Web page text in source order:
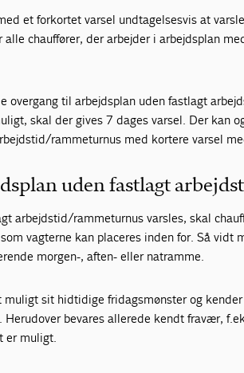
et forkortet varsel undtagelsesvis at
chauffører, der arbejder i arbejdsplan
overgang til arbejdsplan uden fastlagt
skal der gives 7 dages varsel. Der kan
rammeturnus med kortere varsel
uden fastlagt
arbejdstid/rammeturnus varsles, skal
vagterne kan placeres inden for. Så vidt
morgen-, aften- eller natramme.
muligt sit hidtidige fridagsmønster og
bevares allerede kendt fravær,
er muligt.